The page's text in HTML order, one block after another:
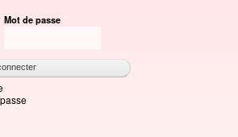
au
principal
Mot de passe